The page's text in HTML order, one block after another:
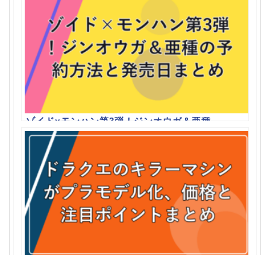
ゾイド×モンハン第3弾！ジンオウガ＆亜種
の予約方法と発売日まとめ